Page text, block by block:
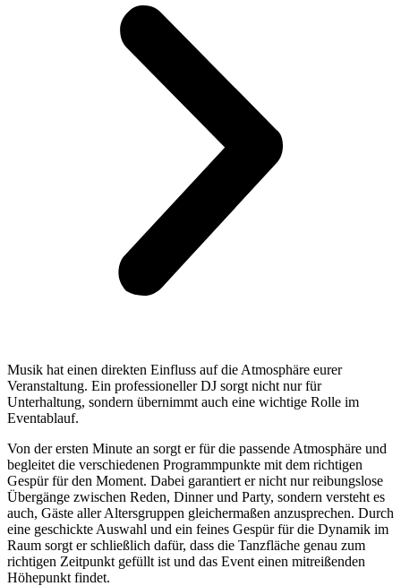
Musik hat einen direkten Einfluss auf die Atmosphäre eurer
Veranstaltung. Ein professioneller DJ sorgt nicht nur für
Unterhaltung, sondern übernimmt auch eine wichtige Rolle im
Eventablauf.
Von der ersten Minute an sorgt er für die passende Atmosphäre und
begleitet die verschiedenen Programmpunkte mit dem richtigen
Gespür für den Moment. Dabei garantiert er nicht nur reibungslose
Übergänge zwischen Reden, Dinner und Party, sondern versteht es
auch, Gäste aller Altersgruppen gleichermaßen anzusprechen. Durch
eine geschickte Auswahl und ein feines Gespür für die Dynamik im
Raum sorgt er schließlich dafür, dass die Tanzfläche genau zum
richtigen Zeitpunkt gefüllt ist und das Event einen mitreißenden
Höhepunkt findet.